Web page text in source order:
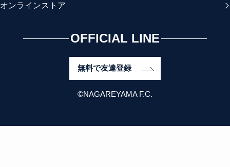
オンラインストア
OFFICIAL LINE
無料で友達登録
©NAGAREYAMA F.C.